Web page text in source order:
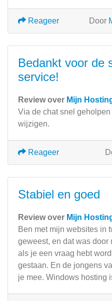
Door
Reageer
Bedankt voor de
service!
Review over Mijn
Via de chat snel
wijzigen.
Reageer
Stabiel en goed
Review over Mijn
Ben met mijn websites in
geweest, en dat was door
als je een vraag hebt
gestaan. En de jongens
je mee. Windows hosting